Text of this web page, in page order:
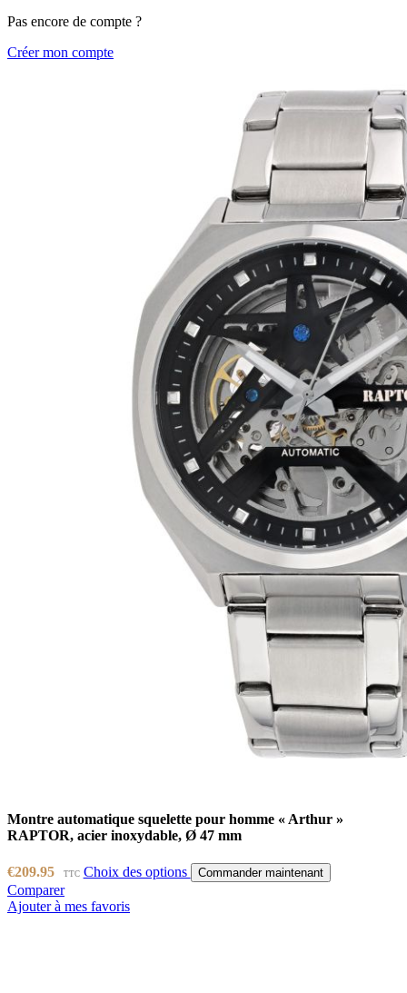
Pas encore de compte ?
Créer mon compte
Montre automatique squelette pour homme « Arthur »
RAPTOR, acier inoxydable, Ø 47 mm
€209.95 TTC Choix des options Commander maintenant
Comparer
Ajouter à mes favoris